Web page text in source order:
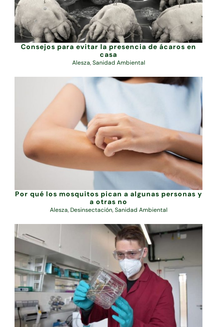
Consejos para evitar la presencia de ácaros en
casa
Alesza,Sanidad Ambiental
Por qué los mosquitos pican a algunas personas y
a otras no
Alesza,Desinsectación,Sanidad Ambiental